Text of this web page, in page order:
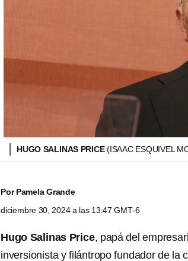
HUGO SALINAS PRICE(ISAAC ESQUIVEL
PorPamela Grande
diciembre 30, 2024 a las 13:47 GMT-6
Hugo Salinas Price, papá del
inversionista y filántropo fundador de la